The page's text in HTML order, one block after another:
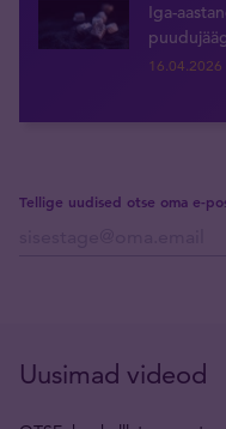
Iga-
16.04.2026
Tellige uudised otse oma e-
Uusimad videod